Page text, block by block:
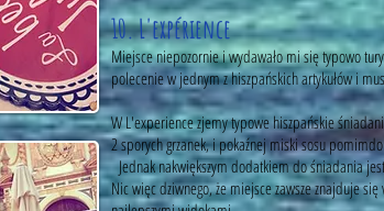
10. L'expérience
Miejsce niepozornie i wydawało mi się typowo
polecenie w jednym z hiszpańskich artykułów i
W L'experience zjemy typowe hiszpańskie
2 sporych grzanek, i pokaźnej miski sosu
Jednak nakwiększym dodatkiem do śniadania
Nic więc dziwnego, że miejsce zawsze znajduje